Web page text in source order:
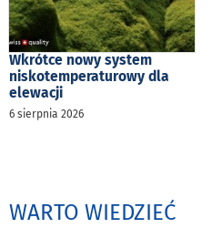
Wkrótce nowy system
niskotemperaturowy dla
elewacji
6 sierpnia 2026
WARTO WIEDZIEĆ